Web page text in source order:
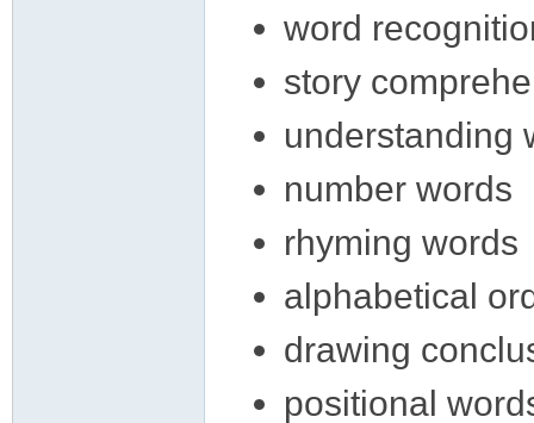
word
story
understanding
number words
rhyming words
alphabetical
drawing
positional